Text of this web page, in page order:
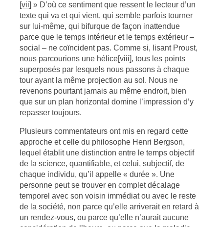
[vii] » D’où ce sentiment que ressent le lecteur d’un
texte qui va et qui vient, qui semble parfois tourner
sur lui-même, qui bifurque de façon inattendue
parce que le temps intérieur et le temps extérieur –
social – ne coïncident pas. Comme si, lisant Proust,
nous parcourions une hélice[viii], tous les points
superposés par lesquels nous passons à chaque
tour ayant la même projection au sol. Nous ne
revenons pourtant jamais au même endroit, bien
que sur un plan horizontal domine l’impression d’y
repasser toujours.
Plusieurs commentateurs ont mis en regard cette
approche et celle du philosophe Henri Bergson,
lequel établit une distinction entre le temps objectif
de la science, quantifiable, et celui, subjectif, de
chaque individu, qu’il appelle « durée ». Une
personne peut se trouver en complet décalage
temporel avec son voisin immédiat ou avec le reste
de la société, non parce qu’elle arriverait en retard à
un rendez-vous, ou parce qu’elle n’aurait aucune